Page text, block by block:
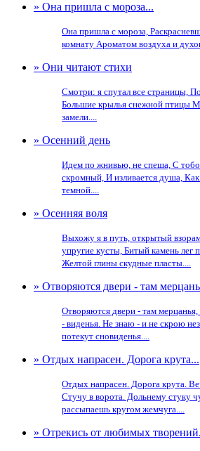
» Она пришла с мороза...
Она пришла с мороза,
комнату Ароматом воздуха и
» Они читают стихи
Смотри: я спутал все страницы,
Большие крылья снежной птицы
замели....
» Осенний день
Идем по жнивью, не спеша, С
скромный, И изливается душа, Как
темной....
» Осенняя воля
Выхожу я в путь, открытый
упругие кусты, Битый камень лег
Желтой глины скудные пласты....
» Отворяются двери - там
Отворяются двери - там
- виденья. Не знаю - и не скрою
потекут сновиденья....
» Отдых напрасен. Дорога крута...
Отдых напрасен. Дорога крута.
Стучу в ворота. Дольнему стуку
рассыпаешь кругом жемчуга....
» Отрекись от любимых